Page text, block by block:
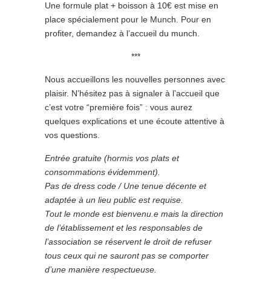
Une formule plat + boisson à 10€ est mise en
place spécialement pour le Munch. Pour en
profiter, demandez à l’accueil du munch.
***
Nous accueillons les nouvelles personnes avec
plaisir. N’hésitez pas à signaler à l’accueil que
c’est votre “première fois” : vous aurez
quelques explications et une écoute attentive à
vos questions.
Entrée gratuite (hormis vos plats et
consommations évidemment).
Pas de dress code / Une tenue décente et
adaptée à un lieu public est requise.
Tout le monde est bienvenu.e mais la direction
de l’établissement et les responsables de
l’association se réservent le droit de refuser
tous ceux qui ne sauront pas se comporter
d’une manière respectueuse.